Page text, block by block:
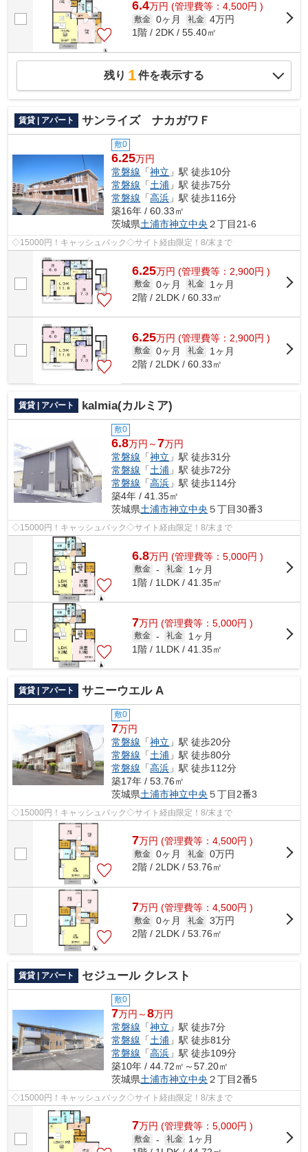
6.4万円 (管理費等：4,500円 )
敷金 0ヶ月 礼金 4万円
1階 / 2DK / 55.40㎡
残り 1件を表示する
賃貸 | アパート サンライズ ナカガワＦ
敷0
6.25万円
常磐線 「神立 」駅 徒歩10分
常磐線 「土浦 」駅 徒歩75分
常磐線 「高浜 」駅 徒歩116分
築16年 / 60.33㎡
茨城県土浦市神立中央 ２丁目21-6
◇15000円！キャッシュバック◇サイト経由限定！8/末まで
6.25万円 (管理費等：2,900円 )
敷金 0ヶ月 礼金
1ヶ月
2階 / 2LDK / 60.33㎡
6.25万円 (管理費等：2,900円 )
敷金 0ヶ月 礼金
1ヶ月
2階 / 2LDK / 60.33㎡
賃貸 | アパート kalmia(カルミア)
敷0
6.8万円～7万円
常磐線 「神立 」駅 徒歩31分
常磐線 「土浦 」駅 徒歩72分
常磐線 「高浜 」駅 徒歩114分
築4年 / 41.35㎡
茨城県土浦市神立中央 ５丁目30番3
◇15000円！キャッシュバック◇サイト経由限定！8/末まで
6.8万円 (管理費等：5,000円 )
敷金 - 礼金
1ヶ月
1階 / 1LDK / 41.35㎡
7万円 (管理費等：5,000円 )
敷金 - 礼金
1ヶ月
1階 / 1LDK / 41.35㎡
賃貸 | アパート サニーウエル A
敷0
7万円
常磐線 「神立 」駅 徒歩20分
常磐線 「土浦 」駅 徒歩80分
常磐線 「高浜 」駅 徒歩112分
築17年 / 53.76㎡
茨城県土浦市神立中央 ５丁目2番3
◇15000円！キャッシュバック◇サイト経由限定！8/末まで
7万円 (管理費等：4,500円 )
敷金 0ヶ月 礼金 0万円
2階 / 2LDK / 53.76㎡
7万円 (管理費等：4,500円 )
敷金 0ヶ月 礼金 3万円
2階 / 2LDK / 53.76㎡
賃貸 | アパート セジュール クレスト
敷0
7万円～8万円
常磐線 「神立 」駅 徒歩7分
常磐線 「土浦 」駅 徒歩81分
常磐線 「高浜 」駅 徒歩109分
築10年 / 44.72㎡～57.20㎡
茨城県土浦市神立中央 ２丁目2番5
◇15000円！キャッシュバック◇サイト経由限定！8/末まで
7万円 (管理費等：5,000円 )
敷金 - 礼金
1ヶ月